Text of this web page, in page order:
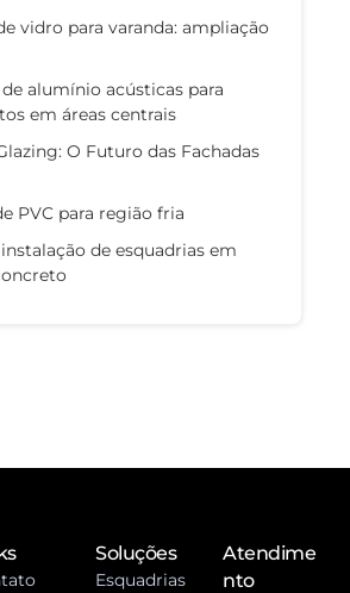
vidro para varanda: ampliação
alumínio acústicas para
em áreas centrais
O Futuro das Fachadas
PVC para região fria
de esquadrias em
Soluções
Esquadrias
Atendime
nto